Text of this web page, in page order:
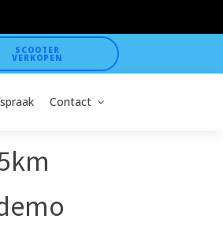
SCOOTER
VERKOPEN
Contact